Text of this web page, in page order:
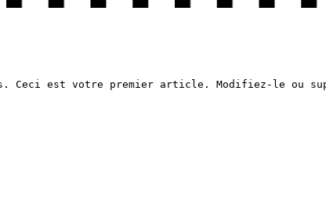
Ceci est votre premier article. Modifiez-le ou